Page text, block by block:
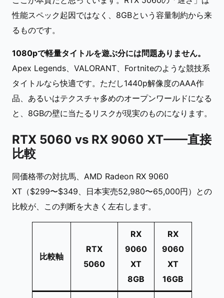
性能スペック起因ではなく、8GBという容量制約から来
るものです。
1080pで軽量タイトルを遊ぶ分には問題ありません。
Apex Legends、VALORANT、Fortniteのような競技系
タイトルなら快適です。ただし1440p解像度のAAA作
品、あるいはテクスチャ多めのオープンワールドになる
と、8GBの壁に当たるリスクが現実のものになります。
RTX 5060 vs RX 9060 XT——直接
比較
同価格帯の対抗馬、AMD Radeon RX 9060
XT（$299〜$349、日本実売52,980〜65,000円）との
比較が、この判断を大きく左右します。
比較軸
RTX
5060
RX
9060
XT
8GB
RX
9060
XT
16GB